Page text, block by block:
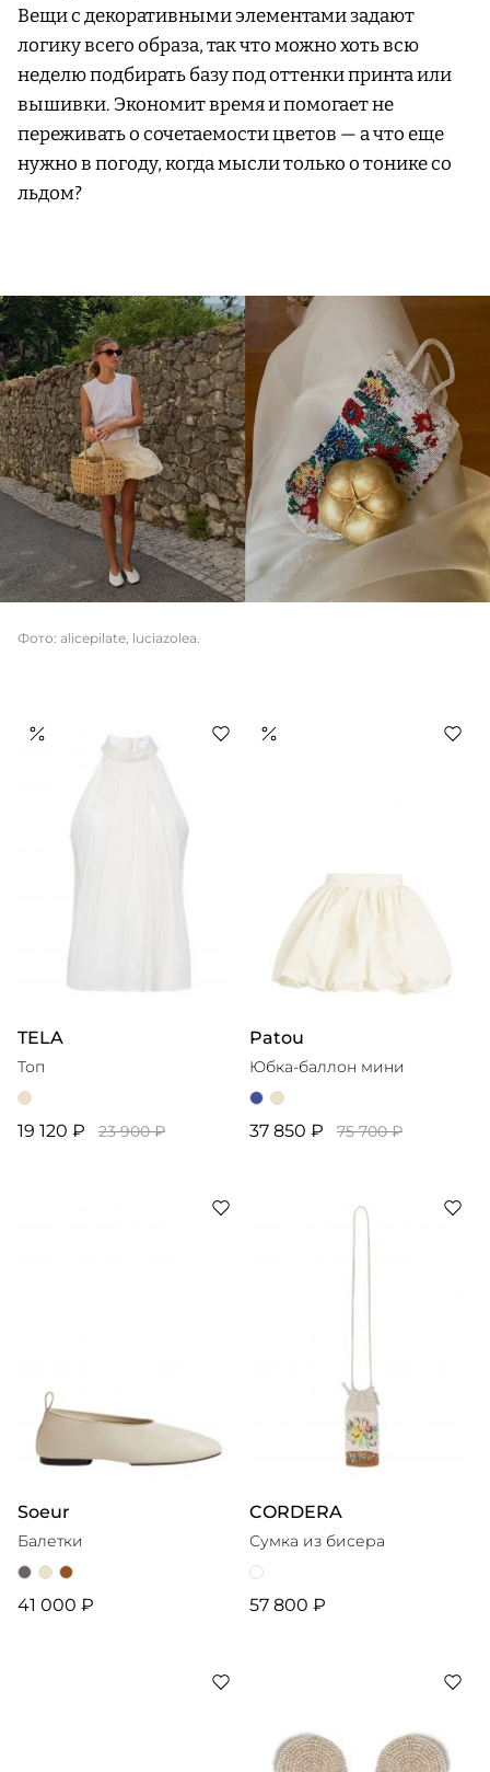
Вещи с декоративными элементами задают
логику всего образа, так что можно хоть всю
неделю подбирать базу под оттенки принта или
вышивки. Экономит время и помогает не
переживать о сочетаемости цветов — а что еще
нужно в погоду, когда мысли только о тонике со
льдом?
Фото: alicepilate, luciazolea.
TELA
Топ
19 120 ₽ 23 900 ₽
Patou
Юбка-баллон мини
37 850 ₽ 75 700 ₽
Soeur
Балетки
41 000 ₽
CORDERA
Сумка из бисера
57 800 ₽